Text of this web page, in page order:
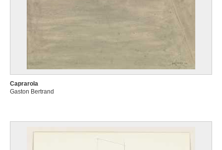
Caprarola
Gaston Bertrand